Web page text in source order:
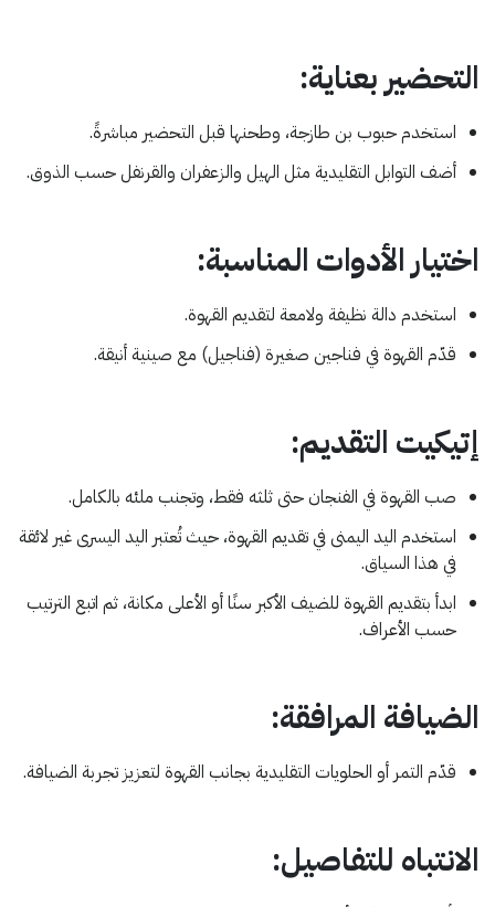
التحضير بعناية:
استخدم حبوب بن طازجة، وطحنها قبل التحضير مباشرةً.
أضف التوابل التقليدية مثل الهيل والزعفران والقرنفل حسب الذوق.​
اختيار الأدوات المناسبة:
استخدم دالة نظيفة ولامعة لتقديم القهوة.
قدّم القهوة في فناجين صغيرة (فناجيل) مع صينية أنيقة.​
إتيكيت التقديم:
صب القهوة في الفنجان حتى ثلثه فقط، وتجنب ملئه بالكامل.
استخدم اليد اليمنى في تقديم القهوة، حيث تُعتبر اليد اليسرى غير لائقة
في هذا السياق.
ابدأ بتقديم القهوة للضيف الأكبر سنًا أو الأعلى مكانة، ثم اتبع الترتيب
حسب الأعراف.
الضيافة المرافقة:
قدّم التمر أو الحلويات التقليدية بجانب القهوة لتعزيز تجربة الضيافة.​
الانتباه للتفاصيل: